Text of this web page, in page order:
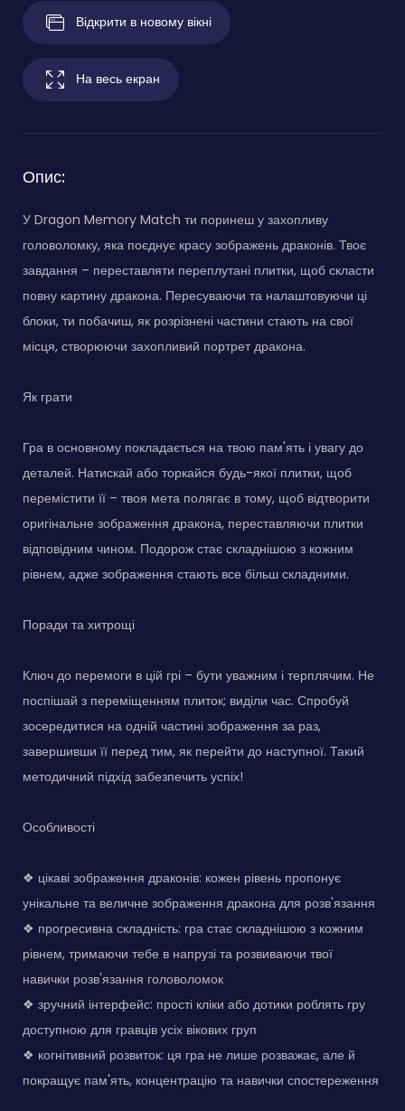
Відкрити в новому вікні
На весь екран
Опис:
У Dragon Memory Match ти поринеш у захопливу
головоломку, яка поєднує красу зображень драконів. Твоє
завдання – переставляти переплутані плитки, щоб скласти
повну картину дракона. Пересуваючи та налаштовуючи ці
блоки, ти побачиш, як розрізнені частини стають на свої
місця, створюючи захопливий портрет дракона.
Як грати
Гра в основному покладається на твою пам'ять і увагу до
деталей. Натискай або торкайся будь-якої плитки, щоб
перемістити її – твоя мета полягає в тому, щоб відтворити
оригінальне зображення дракона, переставляючи плитки
відповідним чином. Подорож стає складнішою з кожним
рівнем, адже зображення стають все більш складними.
Поради та хитрощі
Ключ до перемоги в цій грі – бути уважним і терплячим. Не
поспішай з переміщенням плиток; виділи час. Спробуй
зосередитися на одній частині зображення за раз,
завершивши її перед тим, як перейти до наступної. Такий
методичний підхід забезпечить успіх!
Особливості
❖ цікаві зображення драконів: кожен рівень пропонує
унікальне та величне зображення дракона для розв'язання
❖ прогресивна складність: гра стає складнішою з кожним
рівнем, тримаючи тебе в напрузі та розвиваючи твої
навички розв'язання головоломок
❖ зручний інтерфейс: прості кліки або дотики роблять гру
доступною для гравців усіх вікових груп
❖ когнітивний розвиток: ця гра не лише розважає, але й
покращує пам'ять, концентрацію та навички спостереження